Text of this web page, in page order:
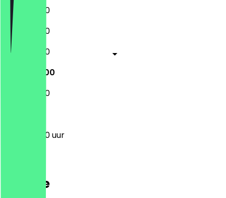
11:00 - 22:00
11:00 - 22:00
11:00 - 22:00
11:00 - 22:00
11:00 - 22:00
11:00 - 22:00 uur
Locatie